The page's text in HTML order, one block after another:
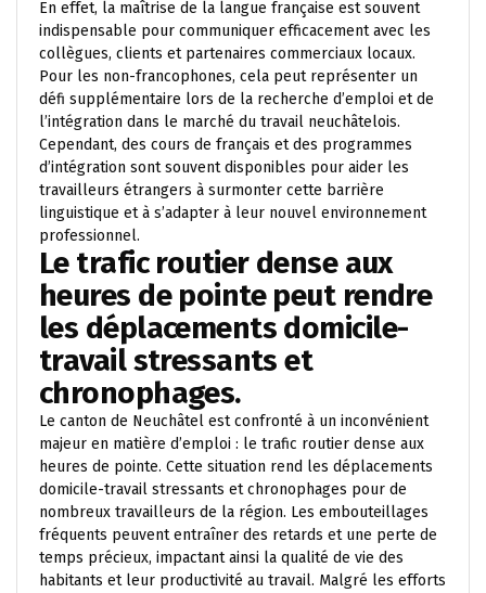
En effet, la maîtrise de la langue française est souvent
indispensable pour communiquer efficacement avec les
collègues, clients et partenaires commerciaux locaux.
Pour les non-francophones, cela peut représenter un
défi supplémentaire lors de la recherche d’emploi et de
l’intégration dans le marché du travail neuchâtelois.
Cependant, des cours de français et des programmes
d’intégration sont souvent disponibles pour aider les
travailleurs étrangers à surmonter cette barrière
linguistique et à s’adapter à leur nouvel environnement
professionnel.
Le trafic routier dense aux
heures de pointe peut rendre
les déplacements domicile-
travail stressants et
chronophages.
Le canton de Neuchâtel est confronté à un inconvénient
majeur en matière d’emploi : le trafic routier dense aux
heures de pointe. Cette situation rend les déplacements
domicile-travail stressants et chronophages pour de
nombreux travailleurs de la région. Les embouteillages
fréquents peuvent entraîner des retards et une perte de
temps précieux, impactant ainsi la qualité de vie des
habitants et leur productivité au travail. Malgré les efforts